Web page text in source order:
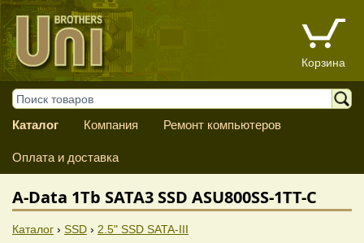
Корзина
Каталог Компания Ремонт компьютеров
Оплата и доставка
A-Data 1Tb SATA3 SSD ASU800SS-1TT-C
Каталог › SSD › 2.5" SSD SATA-III